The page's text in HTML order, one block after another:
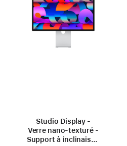
Studio Display -
Verre nano‑texturé -
Support à inclinaison